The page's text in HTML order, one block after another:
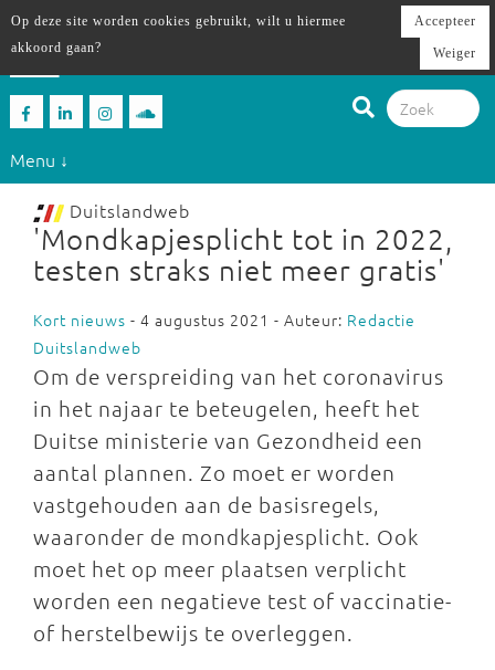
Menu ↓
Duitslandweb
'Mondkapjesplicht tot in 2022,
testen straks niet meer gratis'
Kort nieuws - 4 augustus 2021 - Auteur: Redactie
Duitslandweb
Om de verspreiding van het coronavirus
in het najaar te beteugelen, heeft het
Duitse ministerie van Gezondheid een
aantal plannen. Zo moet er worden
vastgehouden aan de basisregels,
waaronder de mondkapjesplicht. Ook
moet het op meer plaatsen verplicht
worden een negatieve test of vaccinatie-
of herstelbewijs te overleggen.
Op deze site worden cookies gebruikt, wilt u hiermee
akkoord gaan?
Accepteer
Weiger